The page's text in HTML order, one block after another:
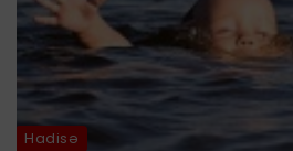
Hadisə